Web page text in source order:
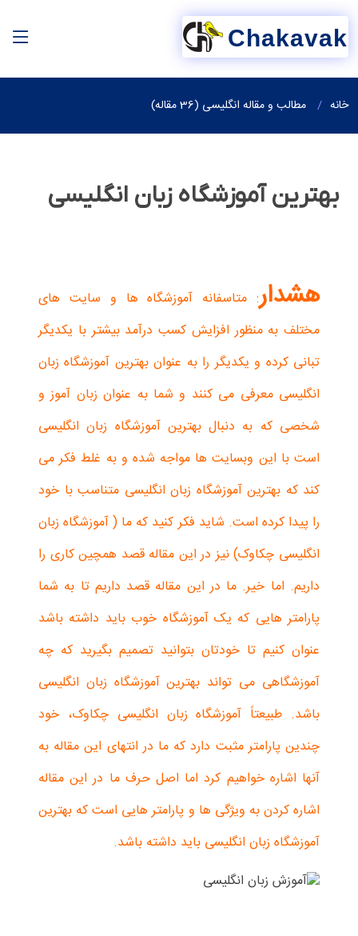
Chakavak
خانه مطالب و مقاله انگلیسی (36 مقاله)
بهترین آموزشگاه زبان انگلیسی
هشدار: متاسفانه آموزشگاه ها و سایت های
مختلف به منظور افزایش کسب درآمد بیشتر با یکدیگر
تبانی کرده و یکدیگر را به عنوان بهترین آموزشگاه زبان
انگلیسی معرفی می کنند و شما به عنوان زبان آموز و
شخصی که به دنبال بهترین آموزشگاه زبان انگلیسی
است با این وبسایت ها مواجه شده و به غلط فکر می
کند که بهترین آموزشگاه زبان انگلیسی متناسب با خود
را پیدا کرده است. شاید فکر کنید که ما ( آموزشگاه زبان
انگلیسی چکاوک) نیز در این مقاله قصد همچین کاری را
داریم. اما خیر. ما در این مقاله قصد داریم تا به شما
پارامتر هایی که یک آموزشگاه خوب باید داشته باشد
عنوان کنیم تا خودتان بتوانید تصمیم بگیرید که چه
آموزشگاهی می تواند بهترین آموزشگاه زبان انگلیسی
باشد. طبیعتاً آموزشگاه زبان انگلیسی چکاوک، خود
چندین پارامتر مثبت دارد که ما در انتهای این مقاله به
آنها اشاره خواهیم کرد اما اصل حرف ما در این مقاله
اشاره کردن به ویژگی ها و پارامتر هایی است که بهترین
آموزشگاه زبان انگلیسی باید داشته باشد.